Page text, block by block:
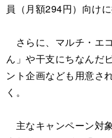
員（月額294円）向けに
さらに、マルチ・エ
ん」や干支にちなんだ
ント企画なども用意さ
く。
主なキャンペーン対